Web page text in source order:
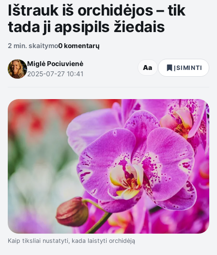
Ištrauk iš orchidėjos – tik
tada ji apsipils žiedais
2 min. skaitymo0 komentarų
Miglė Pociuvienė
2025-07-27 10:41
Aa ĮSIMINTI
Kaip tiksliai nustatyti, kada laistyti orchidėją